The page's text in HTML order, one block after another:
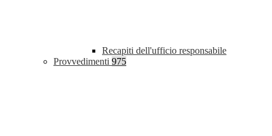
Recapiti dell'ufficio responsabile
Provvedimenti 975